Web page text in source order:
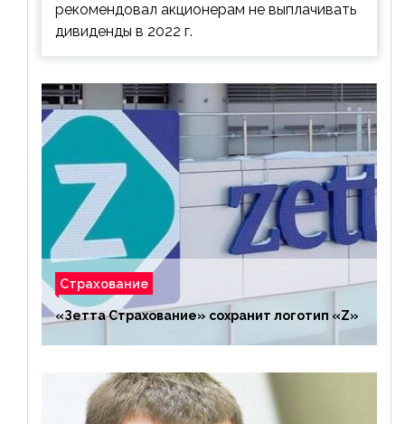
рекомендовал акционерам не выплачивать
дивиденды в 2022 г.
Страхование
«Зетта Страхование» сохранит логотип «Z»